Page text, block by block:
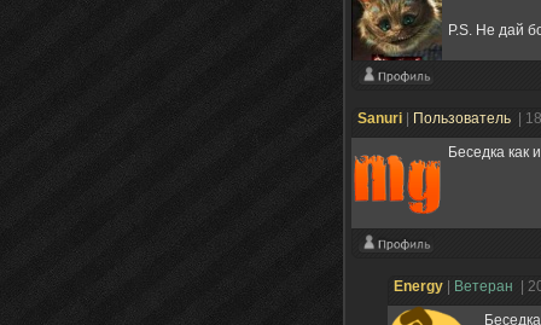
P.S. Не дай
Sanuri Пользователь
|
Беседка как
Energy Ветеран
|